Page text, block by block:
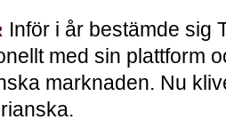
Inför i år bestämde sig
med sin plattform
marknaden. Nu